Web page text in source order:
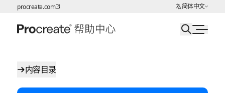
跳转至内容
procreate.com 简体中文
选择语言
内容目录